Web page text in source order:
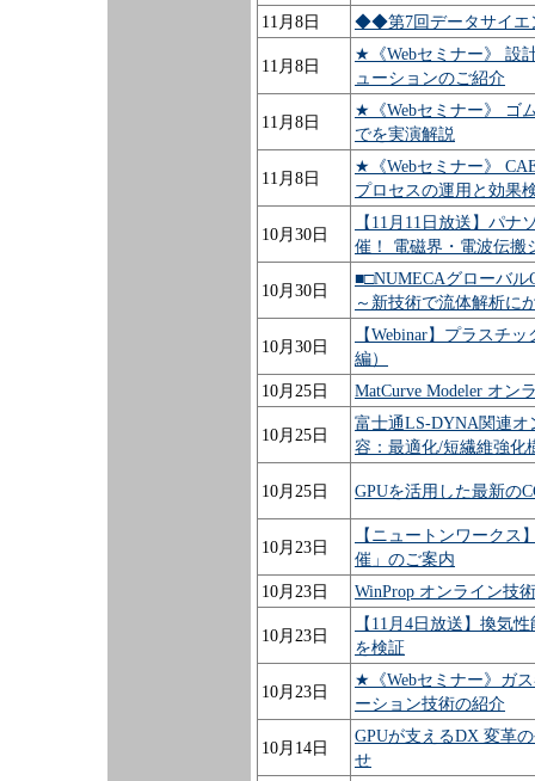
11月8日
◆◆第7回データサイエ
11月8日
★《Webセミナー》 設
ューションのご紹介
11月8日
★《Webセミナー》 ゴ
でを実演解説
11月8日
★《Webセミナー》
プロセスの運用と効果
10月30日
【11月11日放送】パ
催！ 電磁界・電波伝搬
10月30日
■□NUMECAグローバル
～新技術で流体解析に
10月30日
【Webinar】プラスチ
編）
10月25日
MatCurve Modeler オン
10月25日
富士通LS-DYNA関連オ
容：最適化/短繊維強化
10月25日 GPUを活用した最新の
10月23日
【ニュートンワーク
催」のご案内
10月23日
WinProp オンライン技
10月23日
【11月4日放送】換気
を検証
10月23日
★《Webセミナー》ガ
ーション技術の紹介
10月14日
GPUが支えるDX 変革
せ